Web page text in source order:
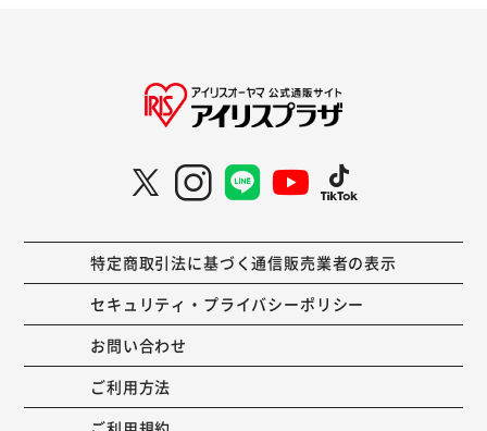
特定商取引法に基づく通信販売業者の表示
セキュリティ・プライバシーポリシー
お問い合わせ
ご利用方法